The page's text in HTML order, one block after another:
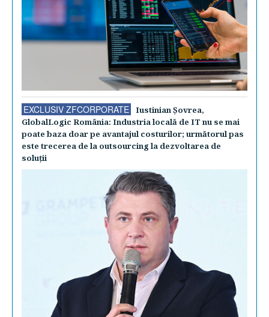
EXCLUSIV ZFCORPORATE
Iustinian Şovrea,
GlobalLogic România: Industria locală de IT nu se mai
poate baza doar pe avantajul costurilor; următorul pas
este trecerea de la outsourcing la dezvoltarea de
soluţii